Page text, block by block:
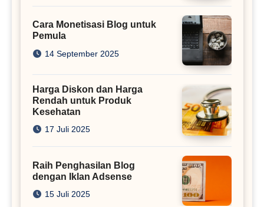
Cara Monetisasi Blog untuk
Pemula
14 September 2025
Harga Diskon dan Harga
Rendah untuk Produk
Kesehatan
17 Juli 2025
Raih Penghasilan Blog
dengan Iklan Adsense
15 Juli 2025